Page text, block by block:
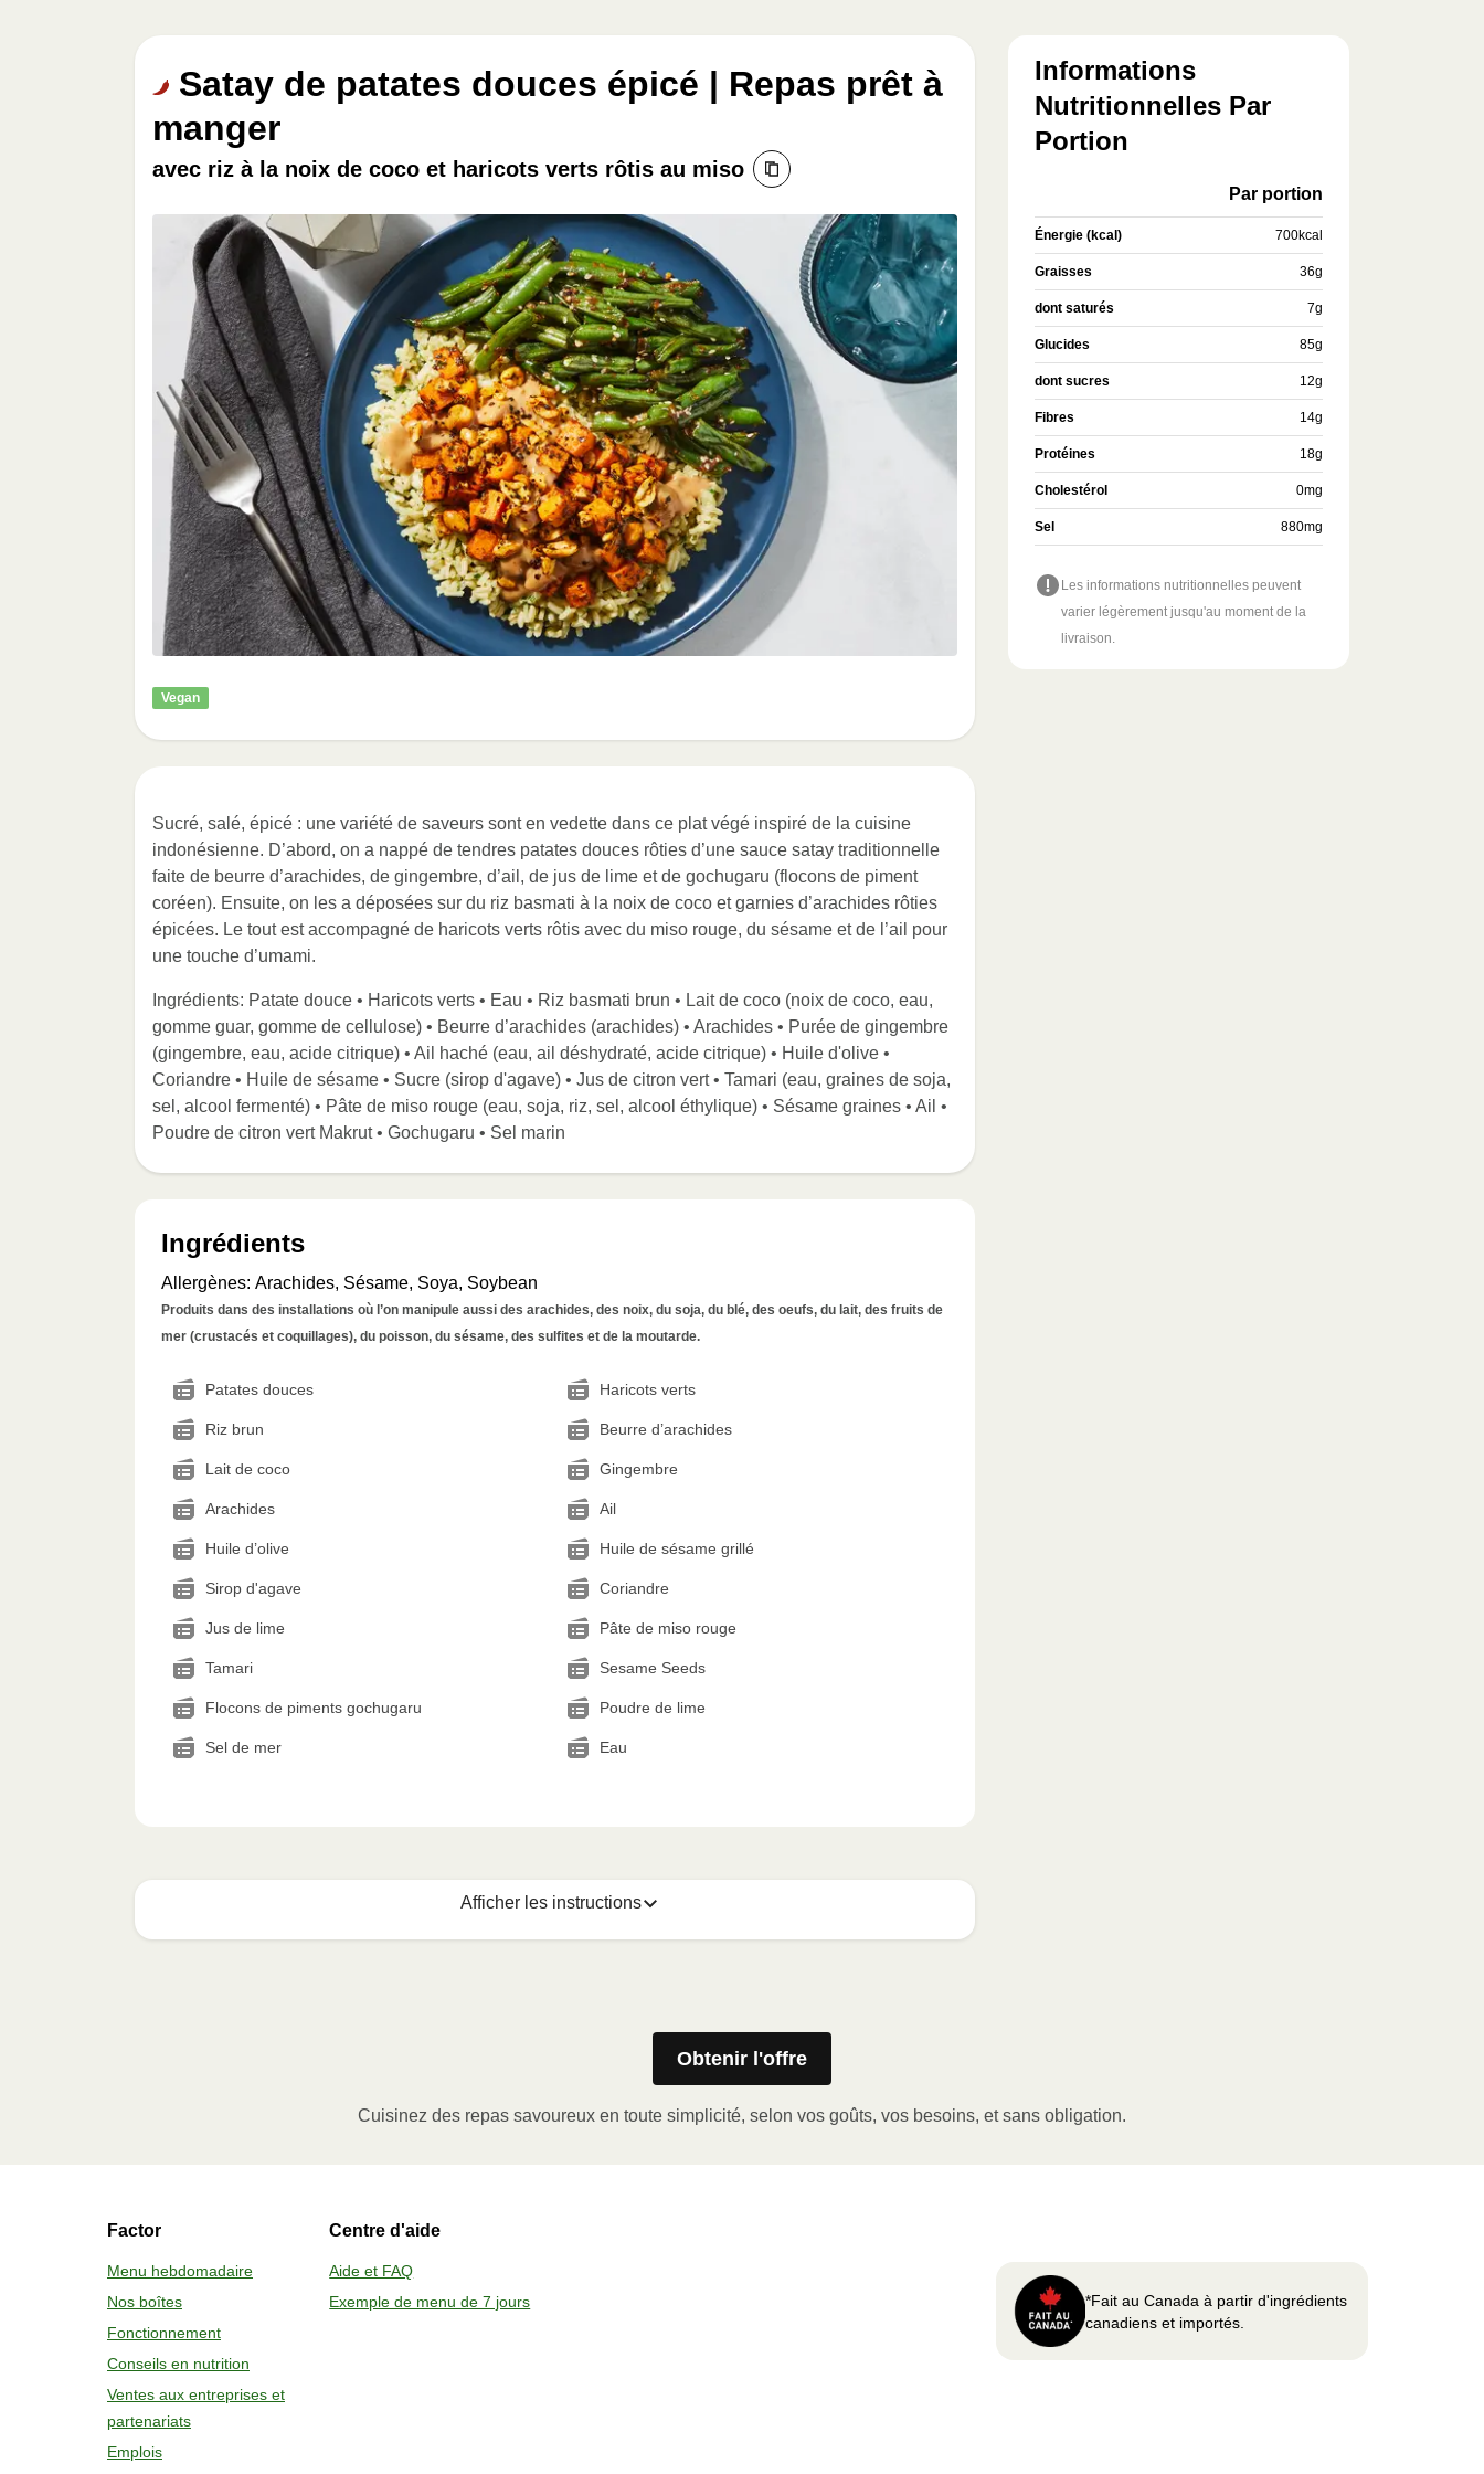
Satay de patates douces épicé | Repas prêt à
manger
avec riz à la noix de coco et haricots verts rôtis au miso
Vegan
Sucré, salé, épicé : une variété de saveurs sont en vedette dans ce plat végé inspiré de la cuisine
indonésienne. D’abord, on a nappé de tendres patates douces rôties d’une sauce satay traditionnelle
faite de beurre d’arachides, de gingembre, d’ail, de jus de lime et de gochugaru (flocons de piment
coréen). Ensuite, on les a déposées sur du riz basmati à la noix de coco et garnies d’arachides rôties
épicées. Le tout est accompagné de haricots verts rôtis avec du miso rouge, du sésame et de l’ail pour
une touche d’umami.
Ingrédients: Patate douce • Haricots verts • Eau • Riz basmati brun • Lait de coco (noix de coco, eau,
gomme guar, gomme de cellulose) • Beurre d’arachides (arachides) • Arachides • Purée de gingembre
(gingembre, eau, acide citrique) • Ail haché (eau, ail déshydraté, acide citrique) • Huile d'olive •
Coriandre • Huile de sésame • Sucre (sirop d'agave) • Jus de citron vert • Tamari (eau, graines de soja,
sel, alcool fermenté) • Pâte de miso rouge (eau, soja, riz, sel, alcool éthylique) • Sésame graines • Ail •
Poudre de citron vert Makrut • Gochugaru • Sel marin
Ingrédients
Allergènes: Arachides, Sésame, Soya, Soybean
Produits dans des installations où l’on manipule aussi des arachides, des noix, du soja, du blé, des oeufs, du lait, des fruits de
mer (crustacés et coquillages), du poisson, du sésame, des sulfites et de la moutarde.
Patates douces Haricots verts
Riz brun Beurre d’arachides
Lait de coco Gingembre
Arachides Ail
Huile d’olive Huile de sésame grillé
Sirop d'agave Coriandre
Jus de lime Pâte de miso rouge
Tamari Sesame Seeds
Flocons de piments gochugaru Poudre de lime
Sel de mer Eau
Afficher les instructions
Voici quoi faire :
Remove meal sleeve, pierce clear plastic film. If applicable, peel corner of film to remove cup.
Microwave meal on HIGH for 2-3 minutes.
Remove meal sleeve, plastic film, and cup (if applicable)
Informations
Nutritionnelles Par
Portion
Par portion
Énergie (kcal) 700kcal
Graisses 36g
dont saturés 7g
Glucides 85g
dont sucres 12g
Fibres 14g
Protéines 18g
Cholestérol 0mg
Sel 880mg
Les informations nutritionnelles peuvent
varier légèrement jusqu'au moment de la
livraison.
Obtenir l'offre
Cuisinez des repas savoureux en toute simplicité, selon vos goûts, vos besoins, et sans obligation.
Factor
Menu hebdomadaire
Nos boîtes
Fonctionnement
Conseils en nutrition
Ventes aux entreprises et
partenariats
Emplois
Centre d'aide
Aide et FAQ
Exemple de menu de 7 jours
*Fait au Canada à partir d'ingrédients
canadiens et importés.